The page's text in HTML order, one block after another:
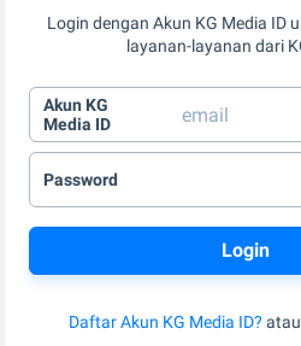
Login dengan Akun KG Media ID
layanan-layanan dari
Akun KG
Media ID
Password
Daftar Akun KG Media ID? atau